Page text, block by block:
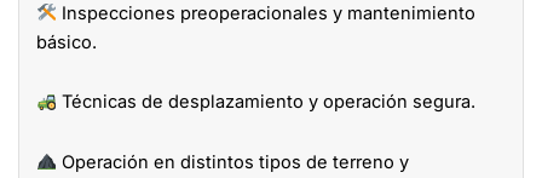
Inspecciones preoperacionales y mantenimiento
básico.
Técnicas de desplazamiento y operación segura.
Operación en distintos tipos de terreno y